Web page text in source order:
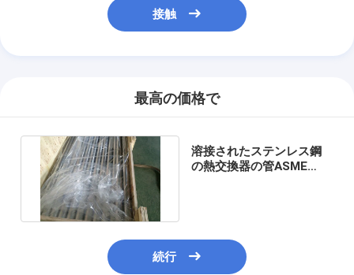
接触
最高の価格で
溶接されたステンレス鋼
の熱交換器の管ASME
続行